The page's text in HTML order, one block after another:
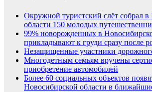
Окружной туристский слёт собрал
области 150 молодых
99% новорожденных в
прикладывают к груди сразу после
Незащищенные участники
Многодетным семьям вручены
приобретение автомобилей
Более 60 социальных объектов
Новосибирской области в